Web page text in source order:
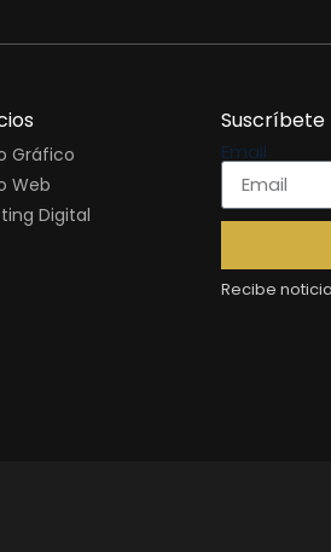
Gráfico
Web
Digital
Suscríbete
Email
Recibe